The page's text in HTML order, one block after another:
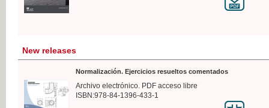
New releases
Normalización. Ejercicios resueltos comentados
Archivo electrónico. PDF acceso libre
ISBN:978-84-1396-433-1